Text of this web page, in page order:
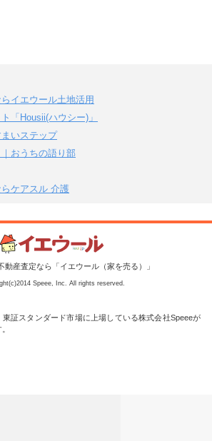
イエウール土地活用
「Housii(ハウシー)」
いステップ
おうちの語り部
ケアスル 介護
動産査定なら「イエウール（家を売る）」
Speee, Inc. All rights reserved.
東証スタンダード市場に上場している株式会社Speeeが